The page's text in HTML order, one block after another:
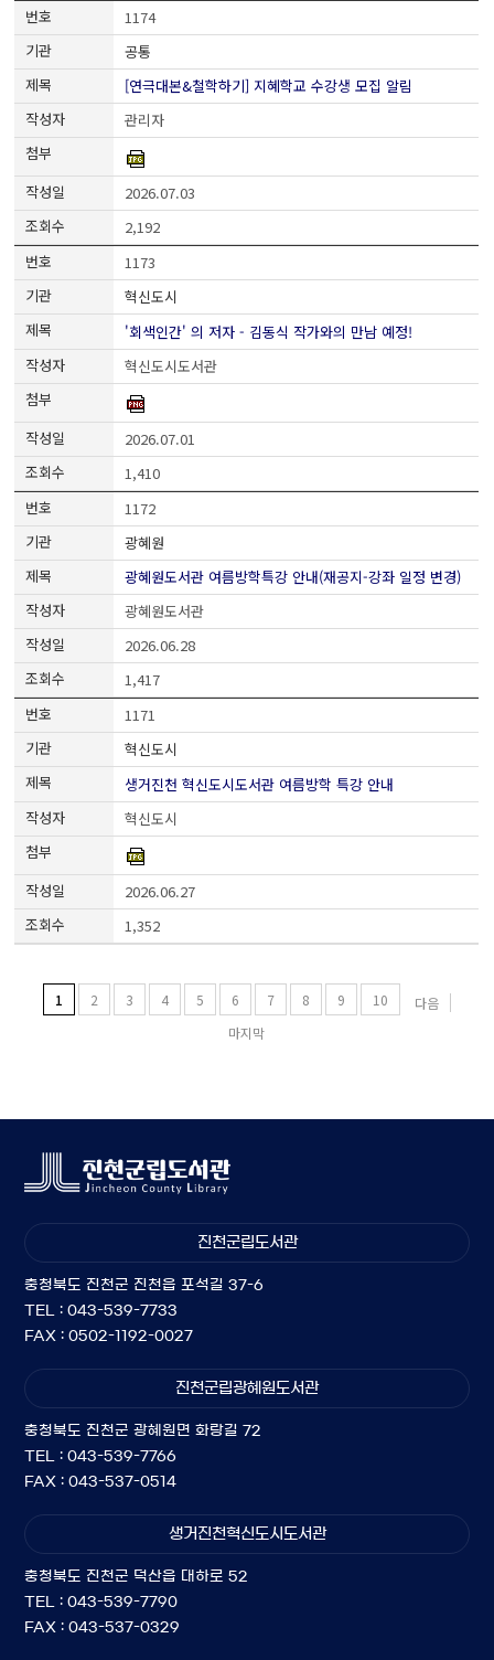
1174
공통
[연극대본&철학하기] 지혜학교 수강생 모집 알림
관리자
2026.07.03
2,192
1173
혁신도시
'회색인간' 의 저자 - 김동식 작가와의 만남 예정!
혁신도시도서관
2026.07.01
1,410
1172
광혜원
광혜원도서관 여름방학특강 안내(재공지-강좌 일정 변경)
광혜원도서관
2026.06.28
1,417
1171
혁신도시
생거진천 혁신도시도서관 여름방학 특강 안내
혁신도시
2026.06.27
1,352
1 2 3 4 5 6 7 8 9 10
다음
마지막
진천군립도서관
충청북도 진천군 진천읍 포석길 37-6
TEL : 043-539-7733
FAX : 0502-1192-0027
진천군립광혜원도서관
충청북도 진천군 광혜원면 화랑길 72
TEL : 043-539-7766
FAX : 043-537-0514
생거진천혁신도시도서관
충청북도 진천군 덕산읍 대하로 52
TEL : 043-539-7790
FAX : 043-537-0329